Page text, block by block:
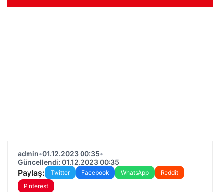
admin•01.12.2023 00:35•
Güncellendi: 01.12.2023 00:35
Paylaş: Twitter Facebook WhatsApp
Reddit
Pinterest